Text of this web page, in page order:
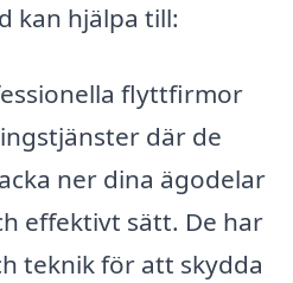
kan hjälpa till:
flyttfirmor
där de
ner dina ägodelar
effektivt sätt. De har
teknik för att skydda